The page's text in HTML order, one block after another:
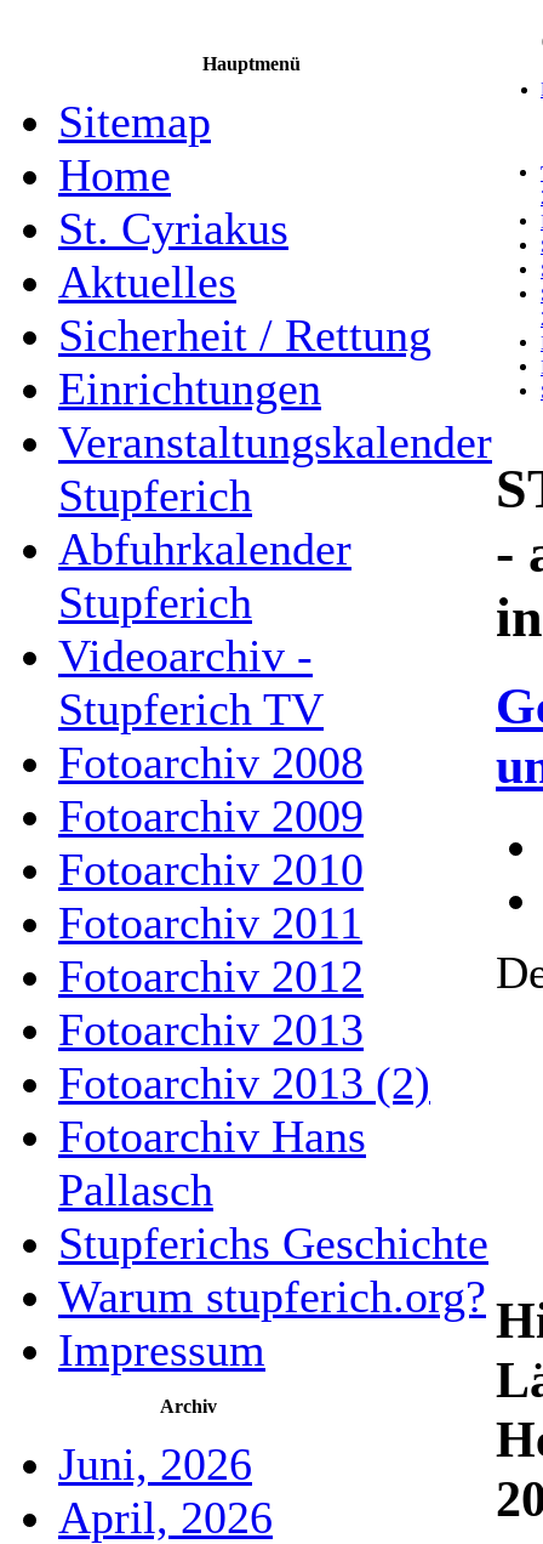
Hauptmenü
Sitemap
Home
St. Cyriakus
Aktuelles
Sicherheit / Rettung
Einrichtungen
Veranstaltungskalender
Stupferich
Abfuhrkalender
Stupferich
Videoarchiv -
Stupferich TV
Fotoarchiv 2008
Fotoarchiv 2009
Fotoarchiv 2010
Fotoarchiv 2011
Fotoarchiv 2012
Fotoarchiv 2013
Fotoarchiv 2013 (2)
Fotoarchiv Hans
Pallasch
Stupferichs Geschichte
Warum stupferich.org?
Impressum
Archiv
Juni, 2026
April, 2026
-